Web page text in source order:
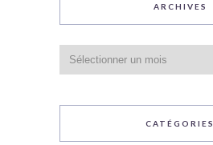
ARCHIVES
CATÉGORIES